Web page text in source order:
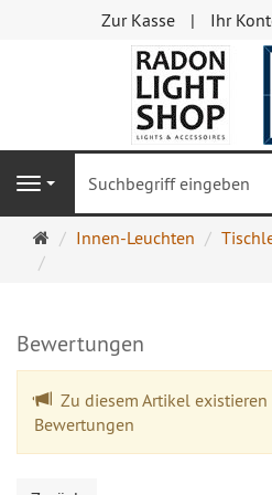
Zur Kasse Ihr
Navigation
Startseite
Innen-Leuchten
Bewertungen
Zu diesem Artikel
Bewertungen